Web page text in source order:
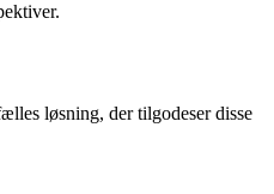
løsning, der tilgodeser disse